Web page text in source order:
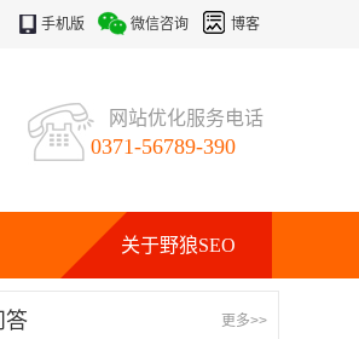
手机版 微信咨询 博客
网站优化服务电话
0371-56789-390
关于野狼SEO
答 更多>>